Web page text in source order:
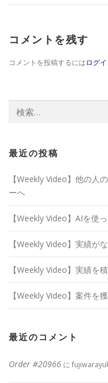
コメントを残す
コメントを投稿するにはログ
索:
最近の投稿
【Weekly Video】他の人
ーへ
【Weekly Video】AIを使
【Weekly Video】実績が
【Weekly Video】実績を
【Weekly Video】案件を
最近のコメント
Order #20966 に